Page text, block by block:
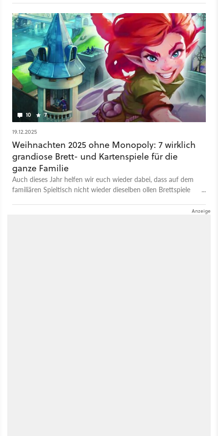
10 7
19.12.2025
Weihnachten 2025 ohne Monopoly: 7 wirklich
grandiose Brett- und Kartenspiele für die
ganze Familie
Auch dieses Jahr helfen wir euch wieder dabei, dass auf dem
familiären Spieltisch nicht wieder dieselben ollen Brettspiele